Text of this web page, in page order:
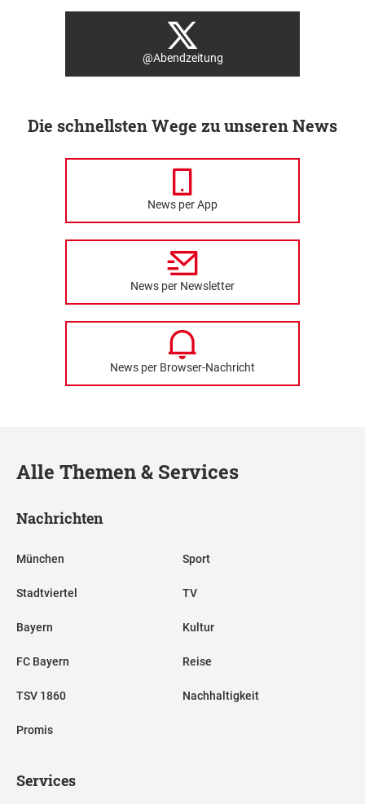
@Abendzeitung
Die schnellsten Wege zu unseren News
News per App
News per Newsletter
News per Browser-Nachricht
Alle Themen & Services
Nachrichten
München
Stadtviertel
Bayern
FC Bayern
TSV 1860
Promis
Sport
TV
Kultur
Reise
Nachhaltigkeit
Services